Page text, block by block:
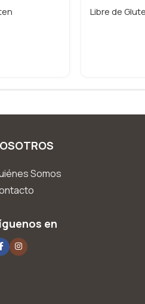
Libre de
Somos
en